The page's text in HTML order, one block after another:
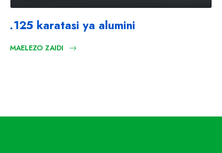
.125 karatasi ya alumini
MAELEZO ZAIDI